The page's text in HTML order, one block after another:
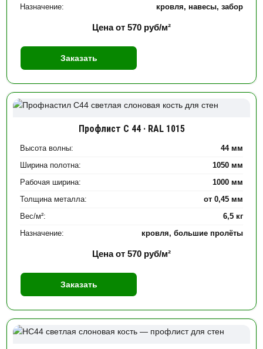
Назначение:
кровля, навесы, забор
Цена от 570 руб/м²
Заказать
Профлист С 44 · RAL 1015
Высота волны:
44 мм
Ширина полотна:
1050 мм
Рабочая ширина:
1000 мм
Толщина металла:
от 0,45 мм
Вес/м²:
6,5 кг
Назначение:
кровля, большие пролёты
Цена от 570 руб/м²
Заказать